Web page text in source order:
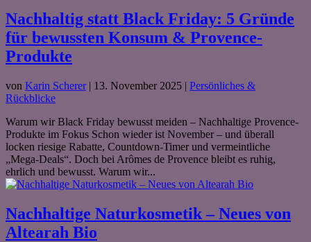
Nachhaltig statt Black Friday: 5 Gründe
für bewussten Konsum & Provence-
Produkte
von Karin Scherer| 13. November 2025 | Persönliches &
Rückblicke
Warum wir Black Friday bewusst meiden – Nachhaltige Provence-
Produkte im Fokus Schon wieder ist November – und überall
locken riesige Rabatte, Countdown-Timer und vermeintliche
„Mega-Deals“. Doch bei Arômes de Provence bleibt es ruhig,
ehrlich und bewusst. Warum wir...
Nachhaltige Naturkosmetik – Neues von
Altearah Bio